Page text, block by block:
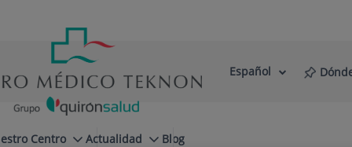
Selector
Idioma
Español
Centro Actualidad Blog